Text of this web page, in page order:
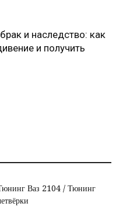
и наследство: как
и получить
Ваз 2104 / Тюнинг